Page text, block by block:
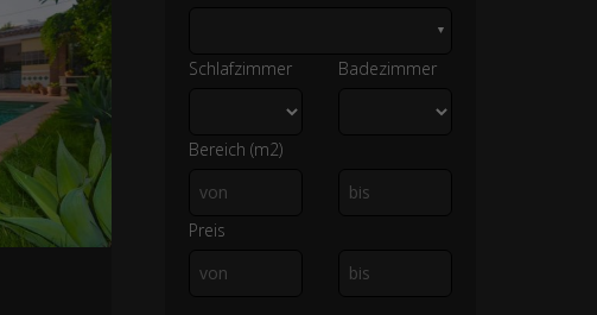
▼
Schlafzimmer Badezimmer
Bereich (m2)
Preis